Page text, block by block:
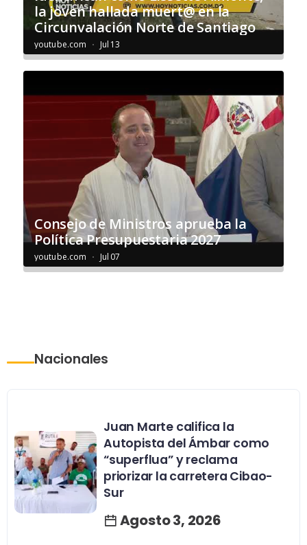
Nacionales
Juan Marte califica la
Autopista del Ámbar como
“superflua” y reclama
priorizar la carretera Cibao-
Sur
Agosto 3, 2026